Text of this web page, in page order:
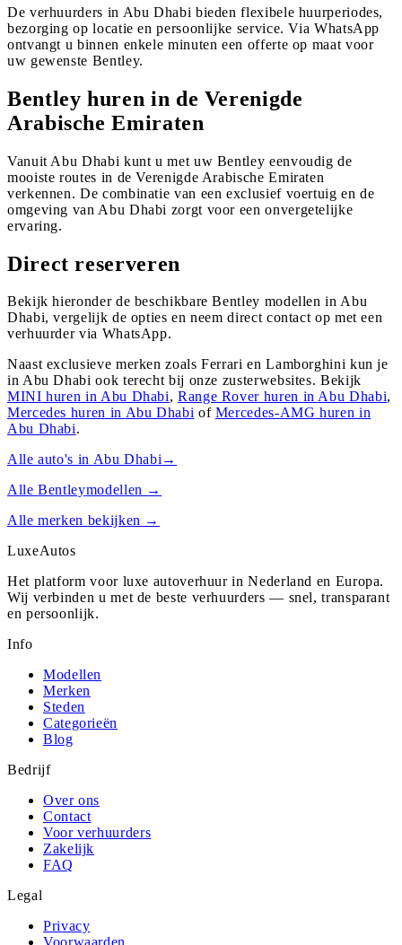
De verhuurders in Abu Dhabi bieden flexibele huurperiodes,
bezorging op locatie en persoonlijke service. Via WhatsApp
ontvangt u binnen enkele minuten een offerte op maat voor
uw gewenste Bentley.
Bentley huren in de Verenigde
Arabische Emiraten
Vanuit Abu Dhabi kunt u met uw Bentley eenvoudig de
mooiste routes in de Verenigde Arabische Emiraten
verkennen. De combinatie van een exclusief voertuig en de
omgeving van Abu Dhabi zorgt voor een onvergetelijke
ervaring.
Direct reserveren
Bekijk hieronder de beschikbare Bentley modellen in Abu
Dhabi, vergelijk de opties en neem direct contact op met een
verhuurder via WhatsApp.
Naast exclusieve merken zoals Ferrari en Lamborghini kun je
in Abu Dhabi ook terecht bij onze zusterwebsites. Bekijk
MINI huren in Abu Dhabi,Range Rover huren inAbu Dhabi,
Mercedes huren in Abu Dhabi of Mercedes-AMG huren in
Abu Dhabi.
Alle auto's in Abu Dhabi→
AlleBentleymodellen →
Alle merken bekijken →
LuxeAutos
Het platform voor luxe autoverhuur in Nederland en Europa.
Wij verbinden u met de beste verhuurders — snel, transparant
en persoonlijk.
Info
Modellen
Merken
Steden
Categorieën
Blog
Bedrijf
Over ons
Contact
Voor verhuurders
Zakelijk
FAQ
Legal
Privacy